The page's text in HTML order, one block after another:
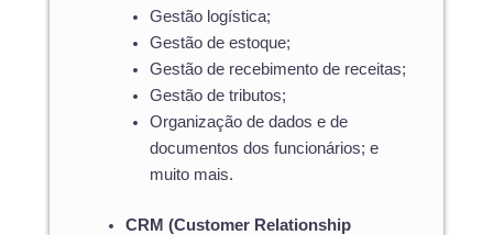
Gestão logística;
Gestão de estoque;
Gestão de recebimento de receitas;
Gestão de tributos;
Organização de dados e de
documentos dos funcionários; e
muito mais.
CRM (Customer Relationship